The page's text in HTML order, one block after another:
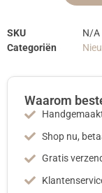
SKU
N/A
Categoriën
Waarom
Shop nu,
Gratis